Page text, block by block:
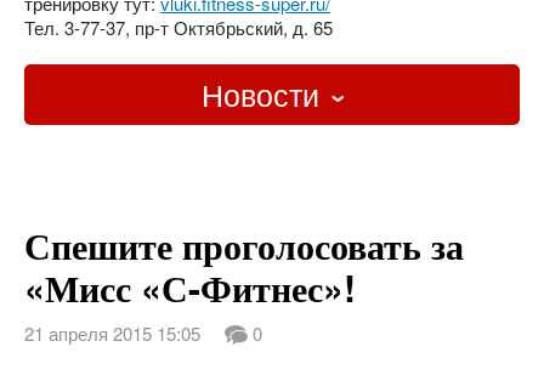
Тел. 3-77-37, пр-т Октябрьский, д. 65
Новости
О нас
Новости
Спешите проголосовать за
«Мисс «С-Фитнес»!
21 апреля 2015 15:05 0